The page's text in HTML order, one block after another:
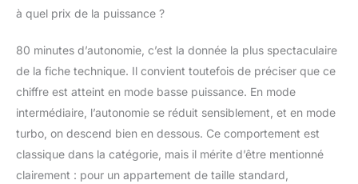
ÉCRAN TACTILE LED
des doigts : ajustez les 3
niveaux d'aspiration d'un
simple toucher. L'écran
haute définition affiche
l'autonomie restante en
temps réel et vous alerte
immédiatement en cas de
batterie faible ou de
à quel prix de la puissance ?
80 minutes d’autonomie, c’est la donnée la plus spectaculaire
de la fiche technique. Il convient toutefois de préciser que ce
chiffre est atteint en mode basse puissance. En mode
intermédiaire, l’autonomie se réduit sensiblement, et en mode
turbo, on descend bien en dessous. Ce comportement est
classique dans la catégorie, mais il mérite d’être mentionné
clairement : pour un appartement de taille standard,